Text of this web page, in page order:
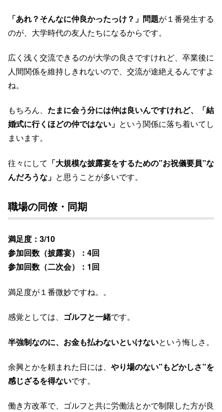
「あれ？そんなに仲良かったっけ？」問題が１番発生する
のが、大学時代の友人たちになるからです。
広く浅く交流できるのが大学の良さですけれど、卒業後に
人間関係を維持しきれないので、交流が途絶えるんですよ
ね。
もちろん、 たまに会う分には仲は良いんですけれど、「結
婚式に行くほどの仲ではない」 という関係に落ち着いてし
まいます。
往々にして 「大規模な披露宴をするための”お祝儀要員”な
んだろうな」 と思うことが多いです。
職場の同僚・同期
満足度：3/10
参加回数（披露宴）：4回
参加回数（二次会）：1回
満足度が１番微妙ですね。。
感覚としては、 ゴルフと一緒です。
半強制なのに、お金も払わないといけないという悔しさ。
余興とかを頼まれた日には、 やり場のない”もどかしさ”を
感じざるを得ないです。
働き方改革で、ゴルフと共に労働法とかで制限した方が良